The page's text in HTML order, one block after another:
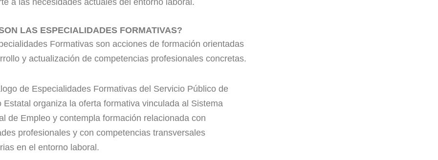
LAS ESPECIALIDADES FORMATIVAS?
Formativas son acciones de formación orientadas
y actualización de competencias profesionales concretas.
de Especialidades Formativas del Servicio Público de
Estatal organiza la oferta formativa vinculada al Sistema
de Empleo y contempla formación relacionada con
profesionales y con competencias transversales
en el entorno laboral.